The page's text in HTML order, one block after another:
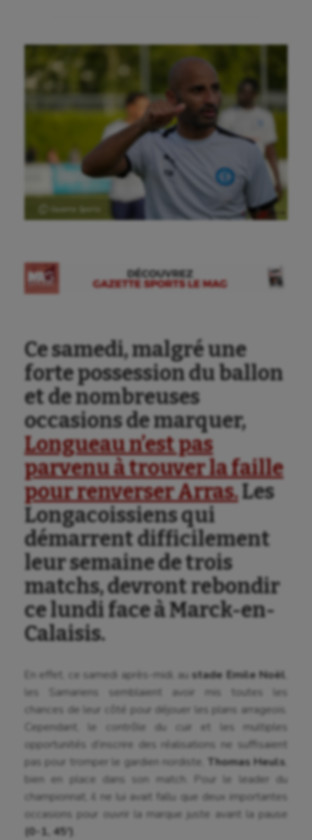
Ce samedi, malgré une
forte possession du ballon
et de nombreuses
occasions de marquer,
Longueau n’est pas
parvenu à trouver la faille
pour renverser Arras. Les
Longacoissiens qui
démarrent difficilement
leur semaine de trois
matchs, devront rebondir
ce lundi face à Marck-en-
Calaisis.
En effet, ce samedi après-midi, au stade Emile Noël
les Samariens semblaient avoir mis toutes les
chances de leur côté pour déjouer les plans arrageois.
Cependant, le contrôle du cuir et les multiples
opportunités d’inscrire des réalisations ne suffisaient
pas pour tromper le gardien nordiste, Thomas Heuls
bien en place dans son match. Pour le leader du
championnat, il ne lui avait fallu que deux importantes
occasions pour ouvrir la marque juste avant la pause
(0-1, 45′)